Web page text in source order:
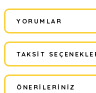
YORUMLAR
Bu ürüne
TAKSIT
ÖNERILERINIZ